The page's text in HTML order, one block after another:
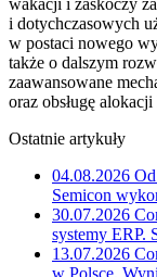
wakacji i zaskoczy
i dotychczasowych
w postaci nowego
także o dalszym
zaawansowane
oraz obsługę
Ostatnie artykuły
04.08.2026
Semicon
30.07.2026
systemy ERP.
13.07.2026